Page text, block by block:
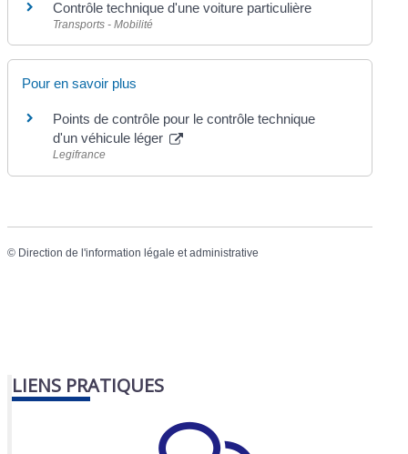
Contrôle technique d'une voiture particulière
Transports - Mobilité
Pour en savoir plus
Points de contrôle pour le contrôle technique
d'un véhicule léger
Legifrance
© Direction de l'information légale et administrative
LIENS PRATIQUES